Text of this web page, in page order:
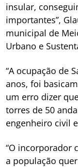
insular,
importantes”,
municipal de
Urbano e
“A ocupação de
anos, foi
um erro dizer
torres de 50
engenheiro civil
“O incorporador
a população